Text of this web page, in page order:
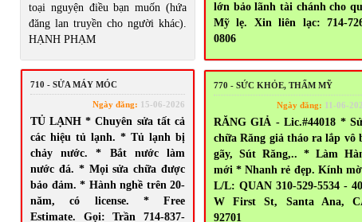
toại nguyện điều bạn muốn (hứa
đăng lan truyền cho người khác).
HẠNH PHẠM
lớn bảo lãnh tài chánh cho
Mỹ lẹ. Xin liên lạc: 714-
0806
710 - SỬA MÁY MÓC
Ngày đăng: 15-06-2026
TỦ LẠNH * Chuyên sửa tất cả
các hiệu tủ lạnh. * Tủ lạnh bị
chảy nước. * Bắt nước làm
nước đá. * Mọi sửa chữa được
bảo đảm. * Hành nghề trên 20-
năm, có license. * Free
Estimate. Gọi: Trần 714-837-
770 - SỨC KHỎE, THẨM MỸ
Ngày đăng: 11-06-
RĂNG GIẢ - Lic.#44018 *
chữa Răng giả tháo ra lắp vô
gãy, Sút Răng,.. * Làm
mới * Nhanh rẻ đẹp. Kính
L/L: QUAN 310-529-5534 -
W First St, Santa Ana,
92701